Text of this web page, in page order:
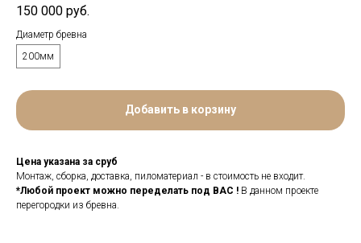
150 000 руб.
Диаметр бревна
200мм
Добавить в корзину
Цена указана за сруб
Монтаж, сборка, доставка, пиломатериал - в стоимость не входит.
*Любой проект можно переделать под ВАС ! В данном проекте
перегородки из бревна.